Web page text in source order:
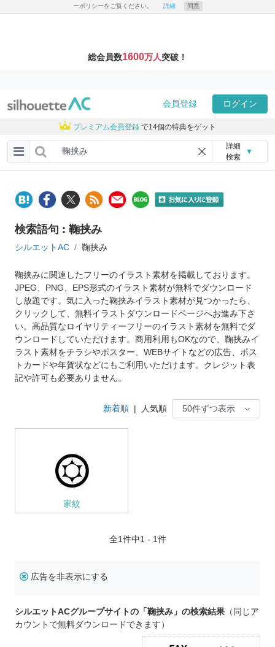
ーポリシーをご覧ください。 詳細 同意
総会員数1600万人突破！
会員登録 ログイン
プレミアム会員登録 で14個の特典をゲット
詳細
検索
▼
検索語句 : 鞠挟み
シルエットAC 鞠挟み
鞠挟みに関連したフリーのイラスト素材を掲載しております。
JPEG、PNG、EPS形式のイラスト素材が無料でダウンロード
し放題です。気に入った鞠挟みイラスト素材が見つかったら、
クリックして、無料イラストダウンロードページへお進み下さ
い。高品質なロイヤリティーフリーのイラスト素材を無料でダ
ウンロードしていただけます。商用利用もOKなので、鞠挟みイ
ラスト素材をチラシやポスター、WEBサイトなどの広告、ポス
トカードや年賀状などにもご利用いただけます。クレジット表
記や許可も必要ありません。
新着順 | 人気順
家紋
全1件中1 - 1件
広告を非表示にする
シルエットACグループサイトの「鞠挟み」の検索結果 （同じア
カウントで無料ダウンロードできます）